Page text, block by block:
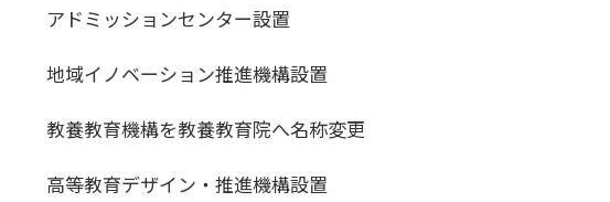
アドミッションセンター設置
地域イノベーション推進機構設置
教養教育機構を教養教育院へ名称変更
高等教育デザイン・推進機構設置